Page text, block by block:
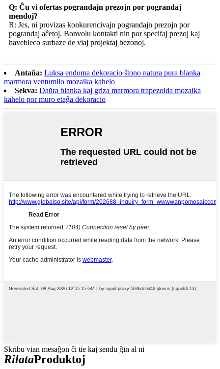
Q: Ĉu vi ofertas pograndajn prezojn por pograndaj
mendoj?
R: Jes, ni provizas konkurencivajn pograndajn prezojn por
pograndaj aĉetoj. Bonvolu kontakti nin por specifaj prezoj kaj
havebleco surbaze de viaj projektaj bezonoj.
Antaŭa: Luksa endoma dekoracio ŝtono natura pura blanka
marmora ventumilo mozaika kahelo
Sekva: Daŭra blanka kaj griza marmora trapezoida mozaika
kahelo por muro etaĝa dekoracio
Skribu vian mesaĝon ĉi tie kaj sendu ĝin al ni
RilataProduktoj